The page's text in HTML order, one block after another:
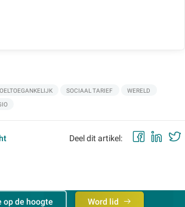
SOCIAAL TARIEF WERELD
Deel dit artikel:
op de hoogte Word lid